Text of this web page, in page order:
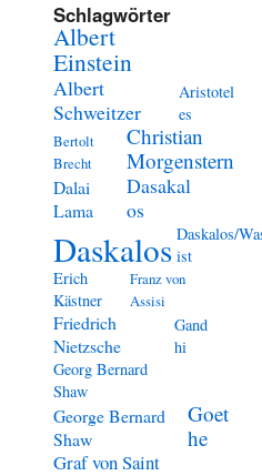
Schlagwörter
Albert
Einstein
Albert
Schweitzer
Aristotel
es
Bertolt
Brecht
Christian
Morgenstern
Dalai
Lama
Dasakal
os
Daskalos Daskalos/
ist
Erich
Kästner
Franz von
Assisi
Friedrich
Nietzsche
Gand
hi
Georg Bernard
Shaw
George Bernard
Shaw
Goet
he
Graf von Saint